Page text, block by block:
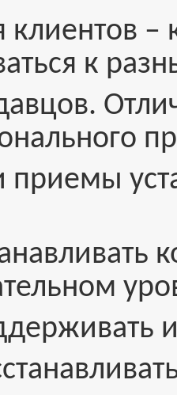
клиентов –
к
приемы